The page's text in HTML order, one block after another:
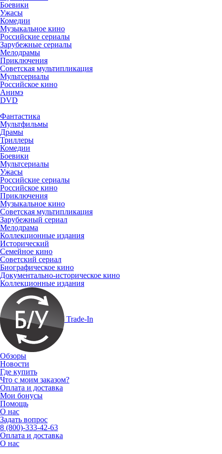
Боевики
Ужасы
Комедии
Музыкальное кино
Российские сериалы
Зарубежные сериалы
Мелодрамы
Приключения
Советская мультипликация
Мультсериалы
Российское кино
Анимэ
DVD
Фантастика
Мультфильмы
Драмы
Триллеры
Комедии
Боевики
Мультсериалы
Ужасы
Российские сериалы
Российское кино
Приключения
Музыкальное кино
Советская мультипликация
Зарубежный сериал
Мелодрама
Коллекционные издания
Исторический
Семейное кино
Советский сериал
Биографическое кино
Документально-историческое кино
Коллекционные издания
Trade-In
Обзоры
Новости
Где купить
Что с моим заказом?
Оплата и доставка
Мои бонусы
Помощь
О нас
Задать вопрос
8 (800)-333-42-63
Оплата и доставка
О нас